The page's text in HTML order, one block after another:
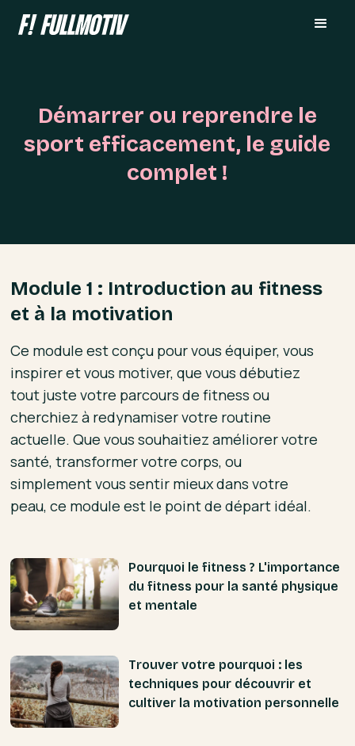
Démarrer ou reprendre le
sport efficacement, le guide
complet !
Module 1 : Introduction au fitness
et à la motivation
Ce module est conçu pour vous équiper, vous
inspirer et vous motiver, que vous débutiez
tout juste votre parcours de fitness ou
cherchiez à redynamiser votre routine
actuelle. Que vous souhaitiez améliorer votre
santé, transformer votre corps, ou
simplement vous sentir mieux dans votre
peau, ce module est le point de départ idéal.
Pourquoi le fitness ? L'importance
du fitness pour la santé physique
et mentale
Trouver votre pourquoi : les
techniques pour découvrir et
cultiver la motivation personnelle